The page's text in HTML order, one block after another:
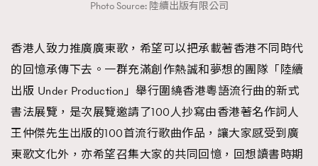
Photo Source: 陸續出版有限公司
香港人致力推廣廣東歌，希望可以把承載著香港不同時代
的回憶承傳下去。一群充滿創作熱誠和夢想的團隊「陸續
出版 Under Production」舉行圍繞香港粵語流行曲的新式
書法展覽，是次展覽邀請了100人抄寫由香港著名作詞人
王仲傑先生出版的100首流行歌曲作品，讓大家感受到廣
東歌文化外，亦希望召集大家的共同回憶，回想讀書時期